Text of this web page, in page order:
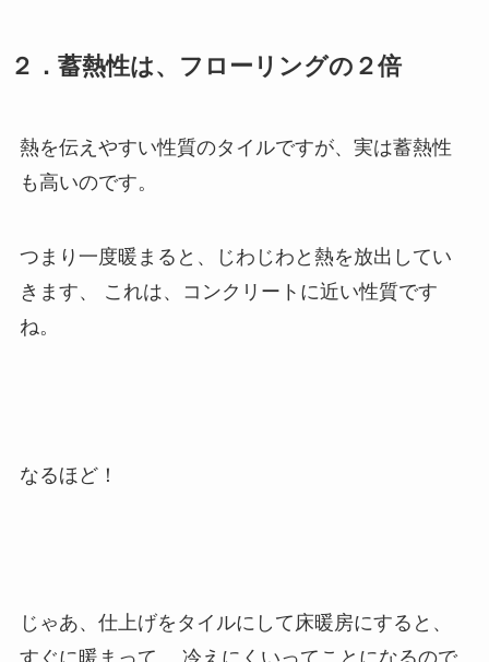
２．蓄熱性は、フローリングの２倍
熱を伝えやすい性質のタイルですが、実は蓄熱性
も高いのです。
つまり一度暖まると、じわじわと熱を放出してい
きます、 これは、コンクリートに近い性質です
ね。
なるほど！
じゃあ、仕上げをタイルにして床暖房にすると、